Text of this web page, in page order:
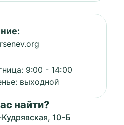
9:00 - 14:00
выходной
найти?
10-Б